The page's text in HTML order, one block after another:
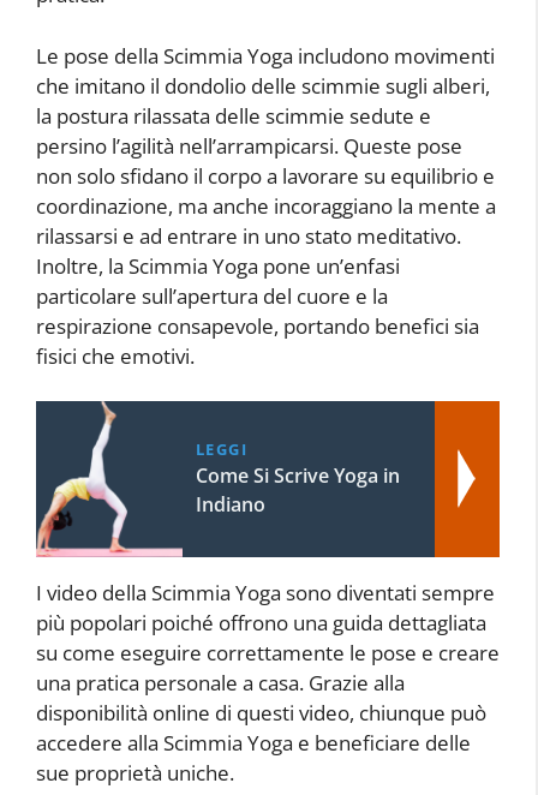
Le pose della Scimmia Yoga includono movimenti
che imitano il dondolio delle scimmie sugli alberi,
la postura rilassata delle scimmie sedute e
persino l’agilità nell’arrampicarsi. Queste pose
non solo sfidano il corpo a lavorare su equilibrio e
coordinazione, ma anche incoraggiano la mente a
rilassarsi e ad entrare in uno stato meditativo.
Inoltre, la Scimmia Yoga pone un’enfasi
particolare sull’apertura del cuore e la
respirazione consapevole, portando benefici sia
fisici che emotivi.
LEGGI
Come Si Scrive Yoga in
Indiano
I video della Scimmia Yoga sono diventati sempre
più popolari poiché offrono una guida dettagliata
su come eseguire correttamente le pose e creare
una pratica personale a casa. Grazie alla
disponibilità online di questi video, chiunque può
accedere alla Scimmia Yoga e beneficiare delle
sue proprietà uniche.